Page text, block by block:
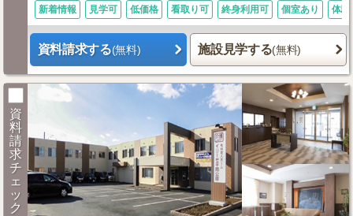
新着情報 見学可 低価格 看取り可 終身利用可 個室あり 体験
資料請求する(無料) 施設見学する(無料)
資
料
請
求
チ
ェ
ッ
ク